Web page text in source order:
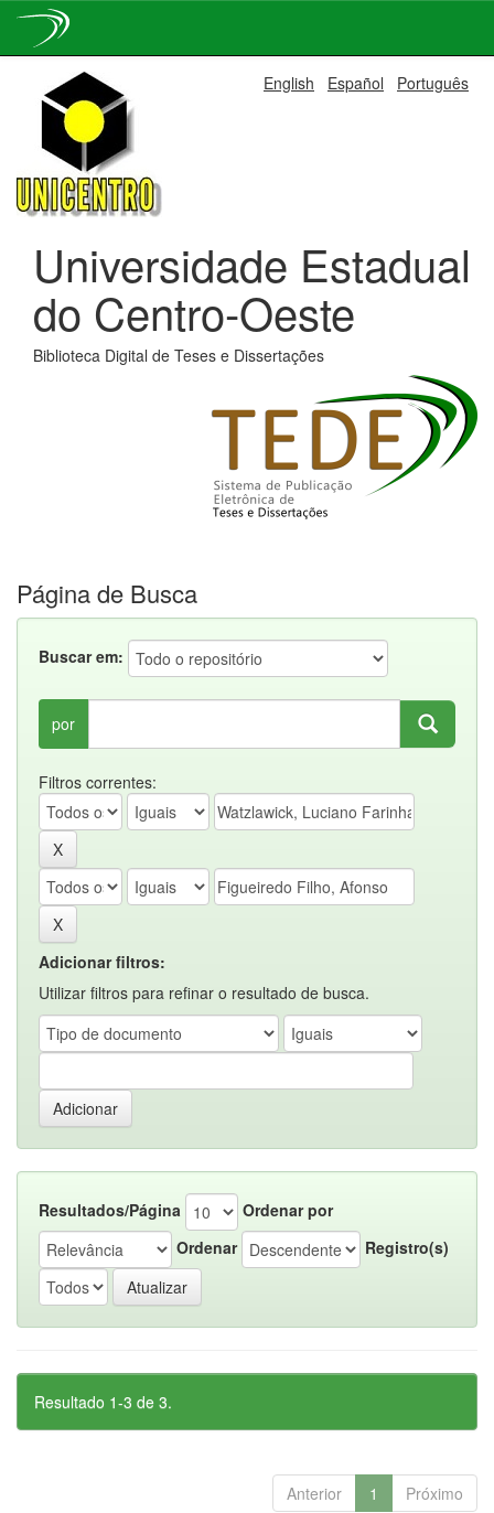
navigation
English Español Português
Universidade Estadual
do Centro-Oeste
Biblioteca Digital de Teses e Dissertações
Página de Busca
Buscar em:
por
Filtros correntes:
Adicionar filtros:
Utilizar filtros para refinar o resultado de busca.
Resultados/Página
Ordenar por
Ordenar
Registro(s)
Resultado 1-3 de 3.
Anterior 1 Próximo